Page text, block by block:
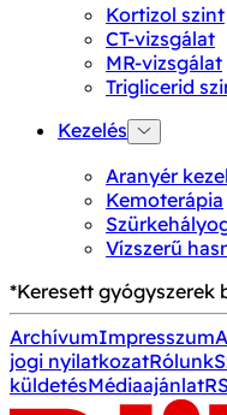
Kortizol szint
CT-vizsgálat
MR-vizsgálat
Triglicerid
Kezelés
Aranyér
Kemoterápia
Vízszerű
*Keresett gyógyszerek
ArchívumImpresszum
jogi nyilatkozatRólunk
küldetésMédiaajánlat